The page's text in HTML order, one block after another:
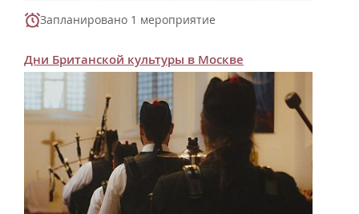
Запланировано 1 мероприятие
Дни Британской культуры в Москве